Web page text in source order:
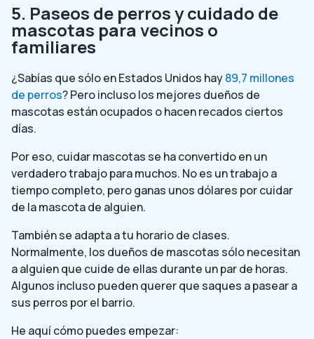
5. Paseos de perros y cuidado de
mascotas para vecinos o
familiares
¿Sabías que sólo en Estados Unidos hay89,7 millones
de perros? Pero incluso los mejores dueños de
mascotas están ocupados o hacen recados ciertos
días.
Por eso, cuidar mascotas se ha convertido en un
verdadero trabajo para muchos. No es un trabajo a
tiempo completo, pero ganas unos dólares por cuidar
de la mascota de alguien.
También se adapta a tu horario de clases.
Normalmente, los dueños de mascotas sólo necesitan
a alguien que cuide de ellas durante un par de horas.
Algunos incluso pueden querer que saques a pasear a
sus perros por el barrio.
He aquí cómo puedes empezar: